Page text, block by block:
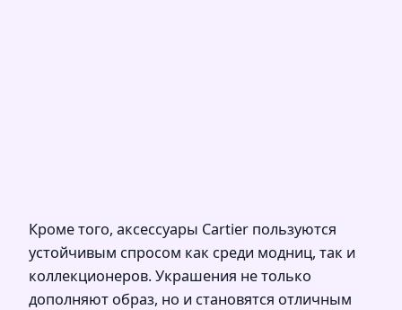
Кроме того, аксессуары Cartier пользуются
устойчивым спросом как среди модниц, так и
коллекционеров. Украшения не только
дополняют образ, но и становятся отличным